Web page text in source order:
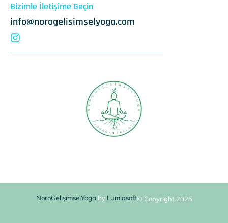
Bizimle İletişime Geçin
info@norogelisimselyoga.com
NöroGelişimselYoga by Lumiasoft© Copyright 2025